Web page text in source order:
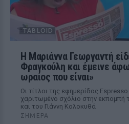
TABLOID
Η Μαριάννα Γεωργαντή
Φραγκούλη και έμεινε
ωραίος που είναι»
Οι τίτλοι της εφημερίδας
χαριτωμένο σχόλιο στην εκπομπή
και του Γιάννη Κολοκυθά
ΣΉΜΕΡΑ